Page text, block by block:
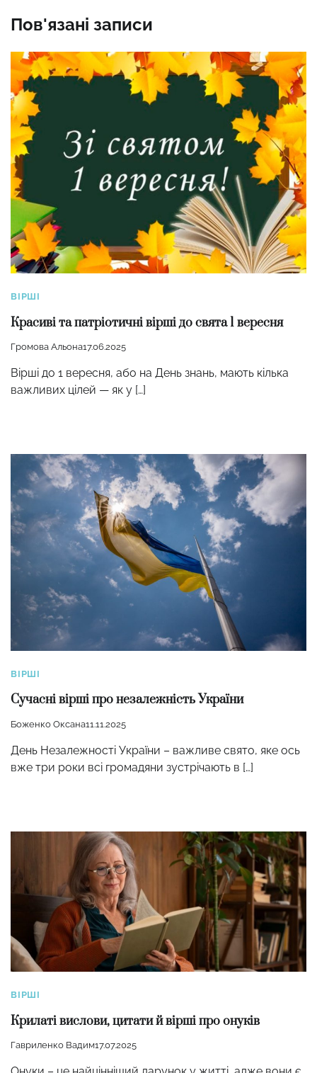
Пов'язані записи
ВІРШІ
Красиві та патріотичні вірші до свята 1 вересня
Громова Альона17.06.2025
Вірші до 1 вересня, або на День знань, мають кілька
важливих цілей — як у […]
ВІРШІ
Сучасні вірші про незалежність України
Боженко Оксана11.11.2025
День Незалежності України – важливе свято, яке ось
вже три роки всі громадяни зустрічають в […]
ВІРШІ
Крилаті вислови, цитати й вірші про онуків
Гавриленко Вадим17.07.2025